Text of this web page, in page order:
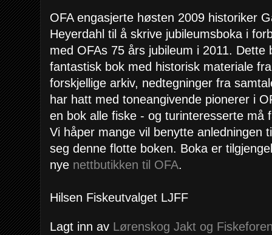
OFA engasjerte høsten 2009 historiker
Heyerdahl til å skrive jubileumsboka i
med OFAs 75 års jubileum i 2011. Dette
fantastisk bok med historisk materiale
forskjellige arkiv, nedtegninger fra
har hatt med toneangivende pionerer i
en bok alle fiske - og turinteresserte må
Vi håper mange vil benytte anledningen
seg denne flotte boken. Boka er
nye nettbutikken til OFA.
Hilsen Fiskeutvalget LJFF
Lagt inn av Lørenskog Jakt og